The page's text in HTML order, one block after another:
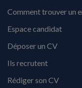
Comment trouver un
Espace candidat
Déposer un CV
Ils recrutent
Rédiger son CV